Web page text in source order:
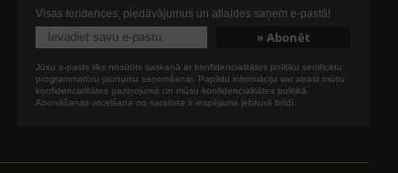
Visas tendences, piedāvājumus un atlaides saņem e-pastā!
Jūsu e-pasts tiks nosūtīts saskaņā ar konfidencialitātes politiku sertificētu
programmatūru jaunumu saņemšanai. Papildu informāciju var atrast mūsu
konfidencialitātes paziņojumā un mūsu konfidencialitātes politikā.
Abonēšanas atcelšana no saraksta ir iespējama jebkurā brīdī.